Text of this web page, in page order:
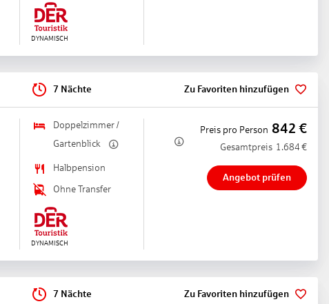
7 Nächte Zu Favoriten hinzufügen
Doppelzimmer /
Gartenblick
Halbpension
Ohne Transfer
Preis pro Person 842 €
Gesamtpreis 1.684 €
Angebot prüfen
7 Nächte Zu Favoriten hinzufügen